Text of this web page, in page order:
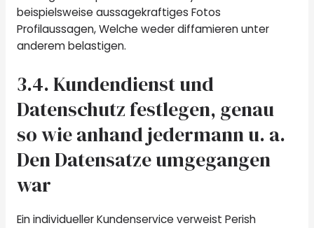
beispielsweise aussagekraftiges Fotos
Profilaussagen, Welche weder diffamieren unter
anderem belastigen.
3.4. Kundendienst und
Datenschutz festlegen, genau
so wie anhand jedermann u. a.
Den Datensatze umgegangen
war
Ein individueller Kundenservice verweist Perish